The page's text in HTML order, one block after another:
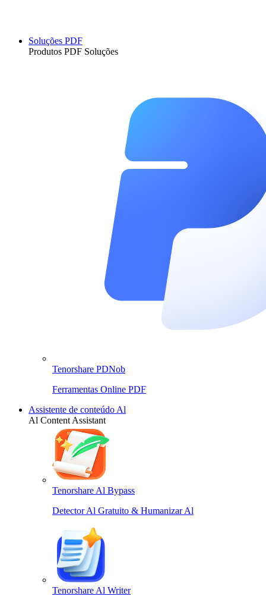
Soluções PDF
Produtos PDF Soluções
Tenorshare PDNob
Ferramentas Online PDF
Assistente de conteúdo Al
Al Content Assistant
Tenorshare Al Bypass
Detector Al Gratuito & Humanizar Al
Tenorshare Al Writer